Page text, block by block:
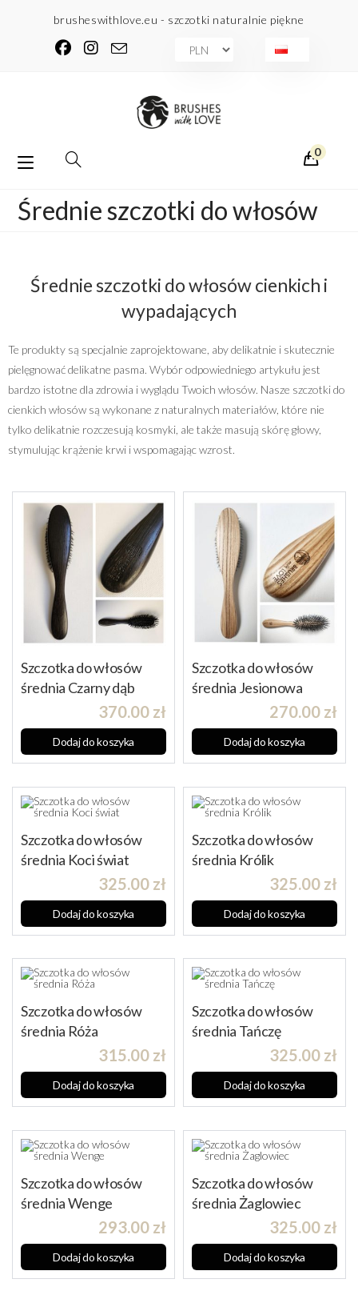
brusheswithlove.eu - szczotki naturalnie piękne
0
Średnie szczotki do włosów
> Produkty > Szczotki do włosów > Średnie szczotki do włosów
Średnie szczotki do włosów cienkich i
wypadających
Te produkty są specjalnie zaprojektowane, aby delikatnie i skutecznie
pielęgnować delikatne pasma. Wybór odpowiedniego artykułu jest
bardzo istotne dla zdrowia i wyglądu Twoich włosów. Nasze szczotki do
cienkich włosów są wykonane z naturalnych materiałów, które nie
tylko delikatnie rozczesują kosmyki, ale także masują skórę głowy,
stymulując krążenie krwi i wspomagając wzrost.
Szczotka do włosów
średnia Czarny dąb
370.00 zł
Dodaj do koszyka
Szczotka do włosów
średnia Jesionowa
270.00 zł
Dodaj do koszyka
Szczotka do włosów
średnia Koci świat
325.00 zł
Dodaj do koszyka
Szczotka do włosów
średnia Królik
325.00 zł
Dodaj do koszyka
Szczotka do włosów
średnia Róża
315.00 zł
Dodaj do koszyka
Szczotka do włosów
średnia Tańczę
325.00 zł
Dodaj do koszyka
Szczotka do włosów
średnia Wenge
293.00 zł
Dodaj do koszyka
Szczotka do włosów
średnia Żaglowiec
325.00 zł
Dodaj do koszyka